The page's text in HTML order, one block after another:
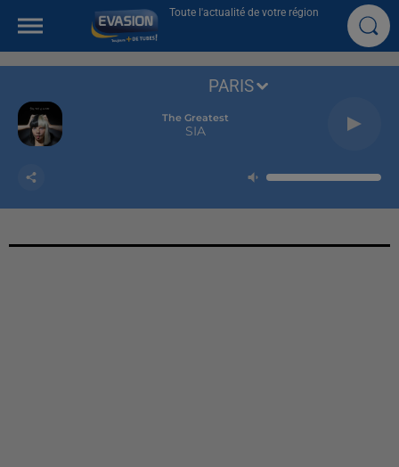
Toute l'actualité de votre région
The Greatest
SIA
PARIS